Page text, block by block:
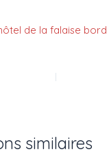
de la falaise
similaires